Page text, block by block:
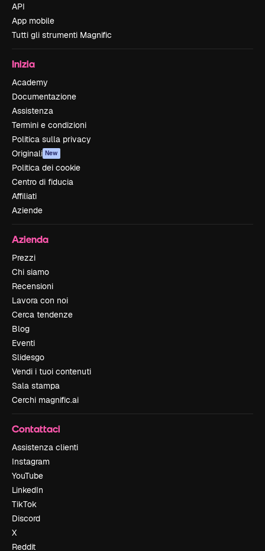
API
App mobile
Tutti gli strumenti Magnific
Inizia
Academy
Documentazione
Assistenza
Termini e condizioni
Politica sulla privacy
Originali New
Politica dei cookie
Centro di fiducia
Affiliati
Aziende
Azienda
Prezzi
Chi siamo
Recensioni
Lavora con noi
Cerca tendenze
Blog
Eventi
Slidesgo
Vendi i tuoi contenuti
Sala stampa
Cerchi magnific.ai
Contattaci
Assistenza clienti
Instagram
YouTube
LinkedIn
TikTok
Discord
X
Reddit